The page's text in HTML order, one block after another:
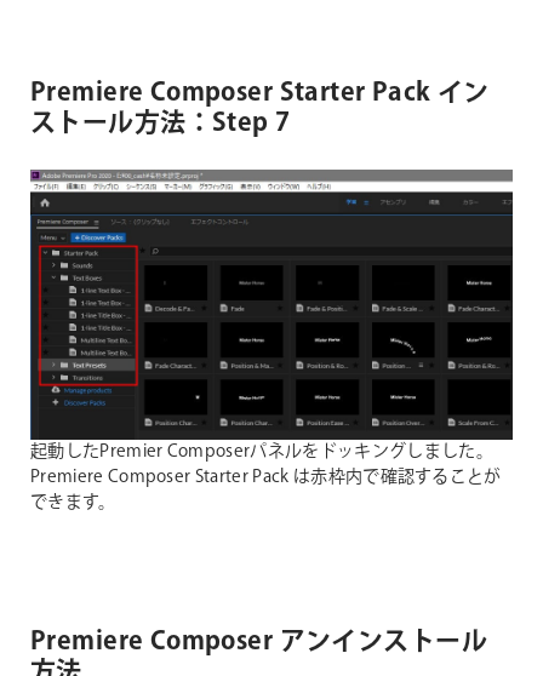
Premiere Composer Starter Pack イン
ストール方法：Step 7
起動したPremier Composerパネルをドッキングしました。
Premiere Composer Starter Pack は赤枠内で確認することが
できます。
Premiere Composer アンインストール